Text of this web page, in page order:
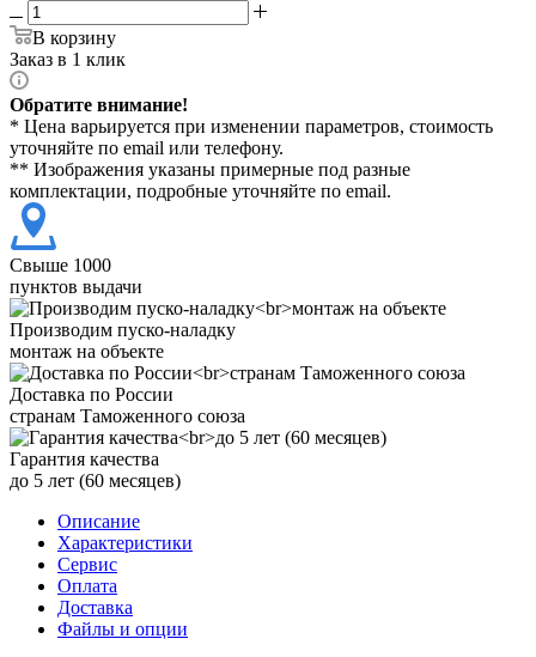
В корзину
Заказ в 1 клик
Обратите внимание!
* Цена варьируется при изменении параметров, стоимость
уточняйте по email или телефону.
** Изображения указаны примерные под разные
комплектации, подробные уточняйте по email.
Свыше 1000
пунктов выдачи
Производим пуско-наладку
монтаж на объекте
Доставка по России
странам Таможенного союза
Гарантия качества
до 5 лет (60 месяцев)
Описание
Характеристики
Сервис
Оплата
Доставка
Файлы и опции